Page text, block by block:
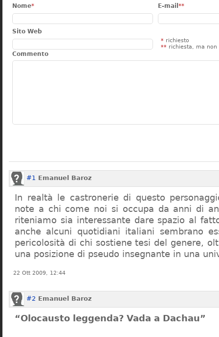
Nome* E-mail **
Sito Web
* richiesto
** richiesta, ma non
Commento
#1 Emanuel Baroz
In realtà le castronerie di questo
note a chi come noi si occupa da anni di
riteniamo sia interessante dare spazio al fatto
anche alcuni quotidiani italiani sembrano
pericolosità di chi sostiene tesi del genere,
una posizione di pseudo insegnante in una
22 Ott 2009, 12:44
#2 Emanuel Baroz
“Olocausto leggenda? Vada a Dachau”